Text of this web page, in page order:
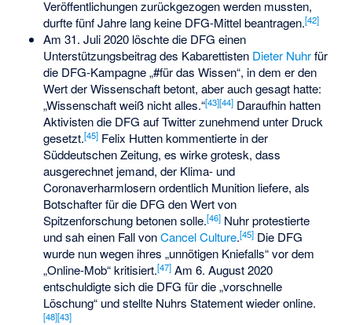
Veröffentlichungen zurückgezogen werden mussten,
durfte fünf Jahre lang keine DFG-Mittel beantragen.[42]
Am 31. Juli 2020 löschte die DFG einen
Unterstützungsbeitrag des Kabarettisten Dieter Nuhrfür
die DFG-Kampagne „#für das Wissen“, in dem er den
Wert der Wissenschaft betont, aber auch gesagt hatte:
„Wissenschaft weiß nicht alles.“[43][44]Daraufhin hatten
Aktivisten die DFG auf Twitter zunehmend unter Druck
gesetzt.[45]Felix Hutten kommentierte in der
Süddeutschen Zeitung, es wirke grotesk, dass
ausgerechnet jemand, der Klima- und
Coronaverharmlosern ordentlich Munition liefere, als
Botschafter für die DFG den Wert von
Spitzenforschung betonen solle.[46]Nuhr protestierte
und sah einen Fall vonCancel Culture.[45]Die DFG
wurde nun wegen ihres „unnötigen Kniefalls“ vor dem
„Online-Mob“ kritisiert.[47]Am 6. August 2020
entschuldigte sich die DFG für die „vorschnelle
Löschung“ und stellte Nuhrs Statement wieder online.
[48][43]